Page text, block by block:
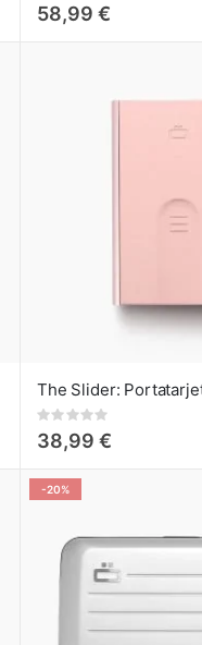
58,99 €
Rating:
38,99 €
-20%